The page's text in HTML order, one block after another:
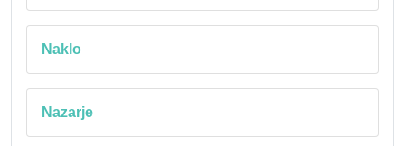
Naklo
Nazarje